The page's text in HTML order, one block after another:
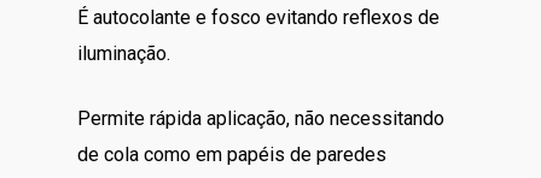
É autocolante e fosco evitando reflexos de
iluminação.
Permite rápida aplicação, não necessitando
de cola como em papéis de paredes